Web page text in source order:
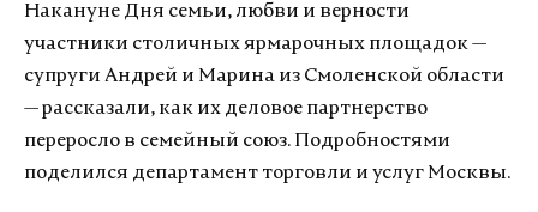
Накануне Дня семьи, любви и верности
участники столичных ярмарочных площадок —
супруги Андрей и Марина из Смоленской области
— рассказали, как их деловое партнерство
переросло в семейный союз. Подробностями
поделился департамент торговли и услуг Москвы.